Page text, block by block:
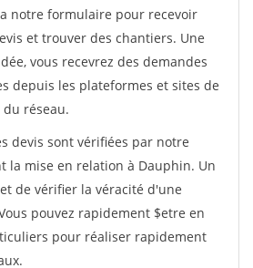
notre formulaire pour recevoir
et trouver des chantiers. Une
vous recevrez des demandes
depuis les plateformes et sites de
réseau.
devis sont vérifiées par notre
la mise en relation à Dauphin. Un
de vérifier la véracité d'une
pouvez rapidement $etre en
pour réaliser rapidement